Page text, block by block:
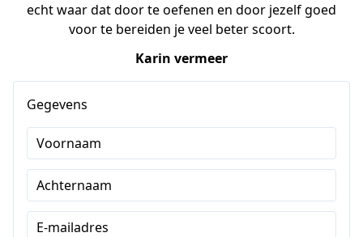
echt waar dat door te oefenen en door jezelf goed
voor te bereiden je veel beter scoort.
Karin vermeer
Gegevens
Voornaam
Achternaam
E-mailadres